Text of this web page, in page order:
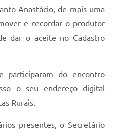
Anastácio, de mais uma
e recordar o produtor
dar o aceite no Cadastro
participaram do encontro
o seu endereço digital
Rurais.
presentes, o Secretário